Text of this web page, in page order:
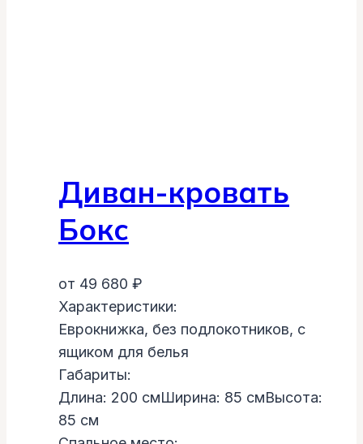
Диван-кровать
Бокс
от 49 680 ₽
Характеристики:
Еврокнижка, без подлокотников, с
ящиком для белья
Габариты:
Длина: 200 cмШирина: 85 cмВысота:
85 cм